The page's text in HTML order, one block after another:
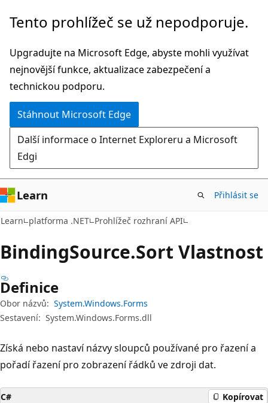
Přeskočit
hlavní
obsah
Přeskočit
navigaci
na
stránce
Tento prohlížeč se už nepodporuje.
Upgradujte na Microsoft Edge, abyste mohli využívat
nejnovější funkce, aktualizace zabezpečení a
technickou podporu.
Stáhnout Microsoft Edge
Další informace o Internet Exploreru a Microsoft
Edgi
Learn Přihlásit se
Learn platforma .NET Prohlížeč rozhraní API
BindingSource.Sort Vlastnost
Definice
Obor názvů: System.Windows.Forms
Sestavení: System.Windows.Forms.dll
Získá nebo nastaví názvy sloupců používané pro řazení a
pořadí řazení pro zobrazení řádků ve zdroji dat.
C# Kopírovat